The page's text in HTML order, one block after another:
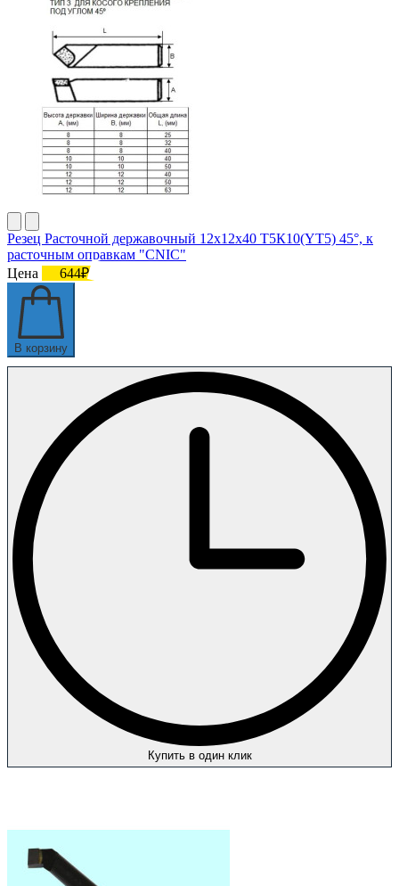
Резец Расточной державочный 12х12х40 Т5К10(YT5) 45°, к
расточным оправкам "CNIC"
Цена
644₽
В корзину
Купить в один клик